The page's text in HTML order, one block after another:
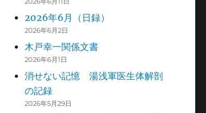
2026年6月（日録）
2026年6月2日
木戸幸一関係文書
2026年6月1日
消せない記憶 湯浅軍医生体解剖
の記録
2026年5月29日